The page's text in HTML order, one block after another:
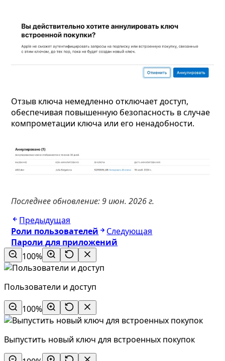
Отзыв ключа немедленно отключает доступ,
обеспечивая повышенную безопасность в случае
компрометации ключа или его ненадобности.
Последнее обновление:9 июн. 2026 г.
Предыдущая
Роли пользователей
Следующая
Пароли для приложений
100%
Пользователи и доступ
100%
Выпустить новый ключ для встроенных покупок